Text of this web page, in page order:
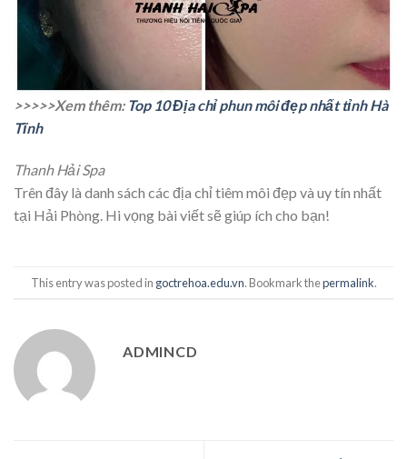
>>>>>Xem thêm: Top 10 Địa chỉ phun môi đẹp nhất tỉnh Hà
Tĩnh
Thanh Hải Spa
Trên đây là danh sách các địa chỉ tiêm môi đẹp và uy tín nhất
tại Hải Phòng. Hi vọng bài viết sẽ giúp ích cho bạn!
This entry was posted in goctrehoa.edu.vn. Bookmark thepermalink.
ADMINCD